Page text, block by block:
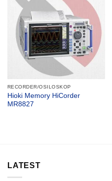
RECORDER/OSILOSKOP
Hioki Memory HiCorder
MR8827
LATEST